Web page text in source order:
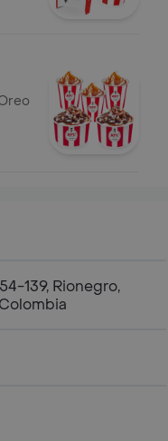
139, Rionegro,